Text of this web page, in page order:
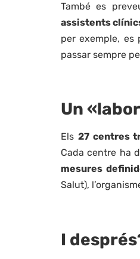
També es
assistents
per exemple, es
passar sempre
Un
Els 27 centres
Cada centre ha
mesures
Salut),
I